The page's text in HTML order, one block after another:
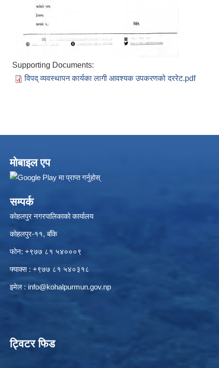
Supporting Documents:
विपद् व्यवस्थापन कार्यका लागी आवश्यक उपकरणको दररेट.pdf
मोबाइल एप
सम्पर्क
कोहलपुर नगरपालिकाको कार्यालय
कोहलपुर-११, बाँके
फोन: +९७७ ८१ ५४०००९
फ्याक्स : +९७७ ८१ ५४०३१८
इमेल : info@kohalpurmun.gov.np
ट्विटर फिड